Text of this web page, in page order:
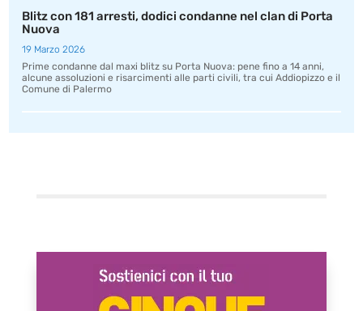
Blitz con 181 arresti, dodici condanne nel clan di Porta
Nuova
19 Marzo 2026
Prime condanne dal maxi blitz su Porta Nuova: pene fino a 14 anni,
alcune assoluzioni e risarcimenti alle parti civili, tra cui Addiopizzo e il
Comune di Palermo